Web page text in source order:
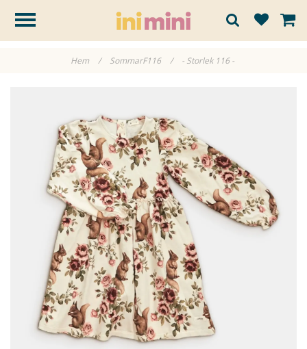
Hem / SommarF116 / - Storlek 116 -